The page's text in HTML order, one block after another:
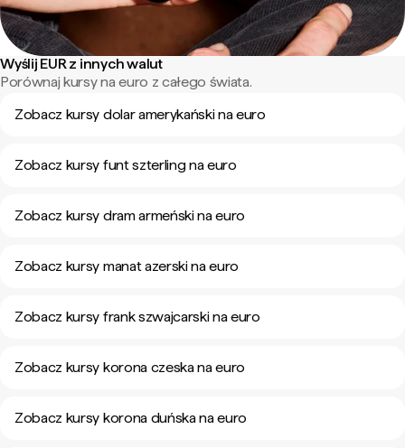
Wyślij EUR z innych walut
Porównaj kursy na euro z całego świata.
Zobacz kursy dolar amerykański na euro
Zobacz kursy funt szterling na euro
Zobacz kursy dram armeński na euro
Zobacz kursy manat azerski na euro
Zobacz kursy frank szwajcarski na euro
Zobacz kursy korona czeska na euro
Zobacz kursy korona duńska na euro